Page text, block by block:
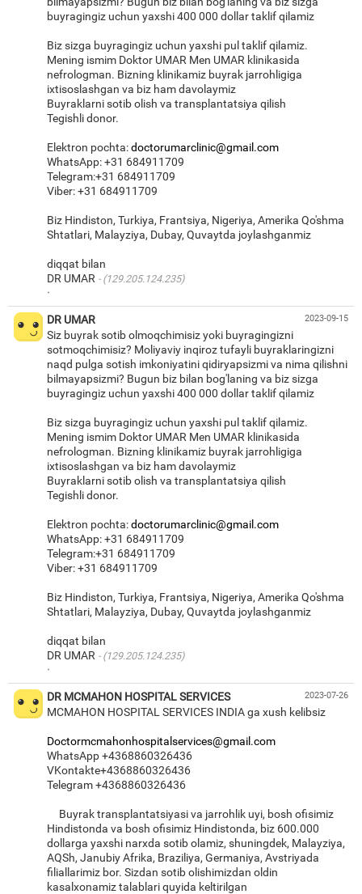
buyragingiz uchun yaxshi 400 000 dollar taklif qilamiz
Biz sizga buyragingiz uchun yaxshi pul taklif qilamiz.
Mening ismim Doktor UMAR Men UMAR klinikasida
nefrologman. Bizning klinikamiz buyrak jarrohligiga
ixtisoslashgan va biz ham davolaymiz
Buyraklarni sotib olish va transplantatsiya qilish
Tegishli donor.
Elektron pochta:doctorumarclinic@gmail.com
WhatsApp: +31 684911709
Telegram:+31 684911709
Viber: +31 684911709
Biz Hindiston, Turkiya, Frantsiya, Nigeriya, Amerika Qo'shma
Shtatlari, Malayziya, Dubay, Quvaytda joylashganmiz
diqqat bilan
DR UMAR
(129.205.124.235)
·
2023-09-15
DR UMAR
Siz buyrak sotib olmoqchimisiz yoki buyragingizni
sotmoqchimisiz? Moliyaviy inqiroz tufayli buyraklaringizni
naqd pulga sotish imkoniyatini qidiryapsizmi va nima qilishni
bilmayapsizmi? Bugun biz bilan bog'laning va biz sizga
buyragingiz uchun yaxshi 400 000 dollar taklif qilamiz
Biz sizga buyragingiz uchun yaxshi pul taklif qilamiz.
Mening ismim Doktor UMAR Men UMAR klinikasida
nefrologman. Bizning klinikamiz buyrak jarrohligiga
ixtisoslashgan va biz ham davolaymiz
Buyraklarni sotib olish va transplantatsiya qilish
Tegishli donor.
Elektron pochta:doctorumarclinic@gmail.com
WhatsApp: +31 684911709
Telegram:+31 684911709
Viber: +31 684911709
Biz Hindiston, Turkiya, Frantsiya, Nigeriya, Amerika Qo'shma
Shtatlari, Malayziya, Dubay, Quvaytda joylashganmiz
diqqat bilan
DR UMAR
(129.205.124.235)
·
2023-07-26
DR MCMAHON HOSPITAL SERVICES
MCMAHON HOSPITAL SERVICES INDIA ga xush kelibsiz
Doctormcmahonhospitalservices@gmail.com
WhatsApp +4368860326436
VKontakte+4368860326436
Telegram +4368860326436
Buyrak transplantatsiyasi va jarrohlik uyi, bosh ofisimiz
Hindistonda va bosh ofisimiz Hindistonda, biz 600.000
dollarga yaxshi narxda sotib olamiz, shuningdek, Malayziya,
AQSh, Janubiy Afrika, Braziliya, Germaniya, Avstriyada
filiallarimiz bor. Sizdan sotib olishimizdan oldin
kasalxonamiz talablari quyida keltirilgan